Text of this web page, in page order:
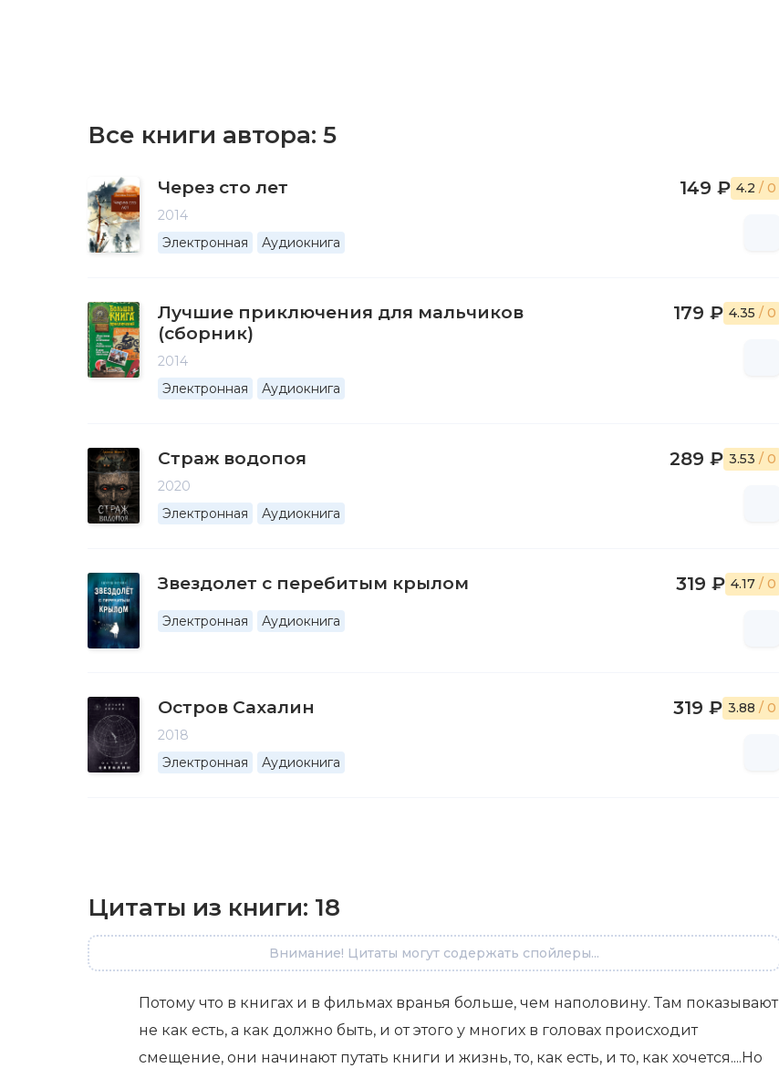
Все книги автора: 5
Через сто лет
2014
Электронная
Аудиокнига
149 ₽ 4.2 / 0
Лучшие приключения для мальчиков
(сборник)
2014
Электронная
Аудиокнига
179 ₽ 4.35 / 0
Страж водопоя
2020
Электронная
Аудиокнига
289 ₽ 3.53 / 0
Звездолет с перебитым крылом
Электронная Аудиокнига
319 ₽ 4.17 / 0
Остров Сахалин
2018
Электронная
Аудиокнига
319 ₽ 3.88 / 0
Цитаты из книги: 18
Внимание! Цитаты могут содержать спойлеры...
Потому что в книгах и в фильмах вранья больше, чем наполовину. Там показывают
не как есть, а как должно быть, и от этого у многих в головах происходит
смещение, они начинают путать книги и жизнь, то, как есть, и то, как хочется....Но